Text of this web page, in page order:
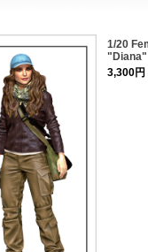
1/20
"Diana"
3,300円